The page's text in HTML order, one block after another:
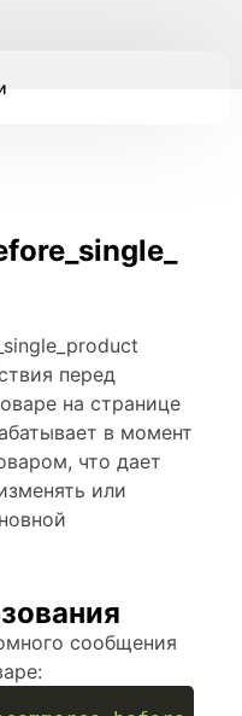
перед
на странице
в момент
что дает
или
сообщения